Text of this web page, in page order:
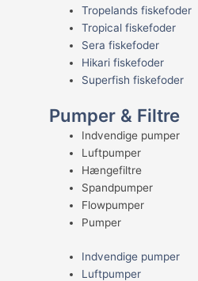
Tropelands fiskefoder
Tropical fiskefoder
Sera fiskefoder
Hikari fiskefoder
Superfish fiskefoder
Pumper & Filtre
Indvendige pumper
Luftpumper
Hængefiltre
Spandpumper
Flowpumper
Pumper
Indvendige pumper
Luftpumper